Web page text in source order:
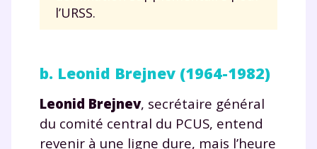
l’URSS.
b. Leonid Brejnev (1964-1982)
Leonid Brejnev, secrétaire général
du comité central du PCUS, entend
revenir à une ligne dure, mais l’heure